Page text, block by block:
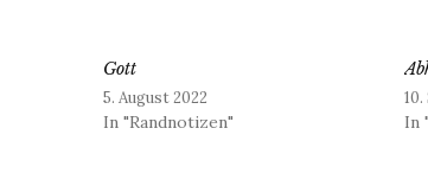
Gott
5. August 2022
In "Randnotizen" In